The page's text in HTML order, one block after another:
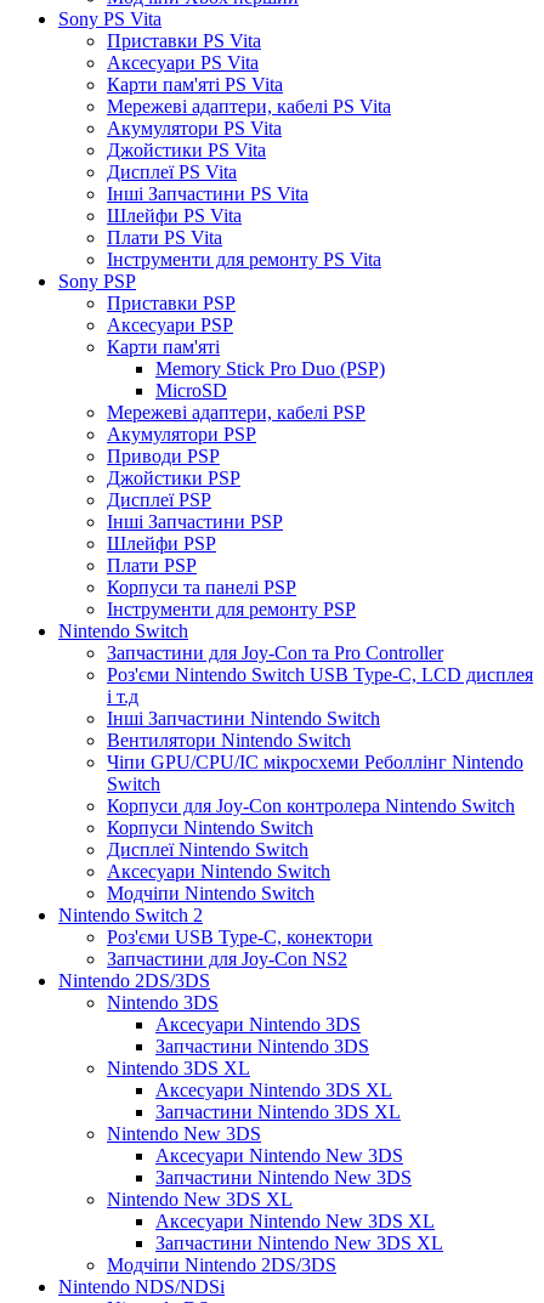
Sony PS Vita
Приставки PS Vita
Аксесуари PS Vita
Карти пам'яті PS Vita
Мережеві адаптери, кабелі PS Vita
Акумулятори PS Vita
Джойстики PS Vita
Дисплеї PS Vita
Інші Запчастини PS Vita
Шлейфи PS Vita
Плати PS Vita
Інструменти для ремонту PS Vita
Sony PSP
Приставки PSP
Аксесуари PSP
Карти пам'яті
Memory Stick Pro Duo (PSP)
MicroSD
Мережеві адаптери, кабелі PSP
Акумулятори PSP
Приводи PSP
Джойстики PSP
Дисплеї PSP
Інші Запчастини PSP
Шлейфи PSP
Плати PSP
Корпуси та панелі PSP
Інструменти для ремонту PSP
Nintendo Switch
Запчастини для Joy-Con та Pro Controller
Роз'єми Nintendo Switch USB Type-C, LCD дисплея
і т.д
Інші Запчастини Nintendo Switch
Вентилятори Nintendo Switch
Чіпи GPU/CPU/IC мікросхеми Реболлінг Nintendo
Switch
Корпуси для Joy-Con контролера Nintendo Switch
Корпуси Nintendo Switch
Дисплеї Nintendo Switch
Аксесуари Nintendo Switch
Модчіпи Nintendo Switch
Nintendo Switch 2
Роз'єми USB Type-C, конектори
Запчастини для Joy-Con NS2
Nintendo 2DS/3DS
Nintendo 3DS
Аксесуари Nintendo 3DS
Запчастини Nintendo 3DS
Nintendo 3DS XL
Аксесуари Nintendo 3DS XL
Запчастини Nintendo 3DS XL
Nintendo New 3DS
Аксесуари Nintendo New 3DS
Запчастини Nintendo New 3DS
Nintendo New 3DS XL
Аксесуари Nintendo New 3DS XL
Запчастини Nintendo New 3DS XL
Модчіпи Nintendo 2DS/3DS
Nintendo NDS/NDSi